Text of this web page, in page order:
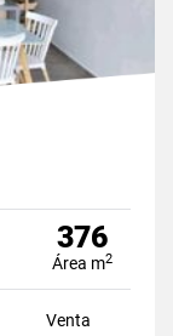
376
Área m2
Venta